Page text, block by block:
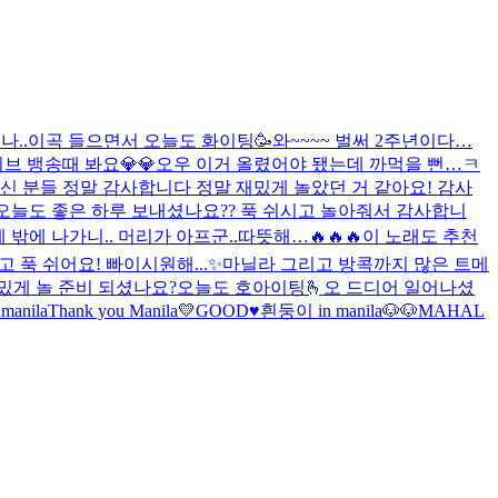
..이곡 들으면서 오늘도 화이팅🥳와~~~~ 벌써 2주년이다…
뱅송때 봐요💎💎오우 이거 올렸어야 됐는데 까먹을 뻔…ㅋ
분들 정말 감사합니다 정말 재밌게 놀았던 거 같아요! 감사
늘도 좋은 하루 보내셨나요?? 푹 쉬시고 놀아줘서 감사합니
밖에 나가니.. 머리가 아프군..따뜻해… 🔥🔥🔥 이 노래도 추천
푹 쉬어요! 빠이 시원해...✨마닐라 그리고 방콕까지 많은 트메
게 놀 준비 되셨나요?오늘도 호아이팅🫰 오 드디어 일어나셨
Thank you Manila💛GOOD♥️흰둥이 in manila🐶🐶MAHAL